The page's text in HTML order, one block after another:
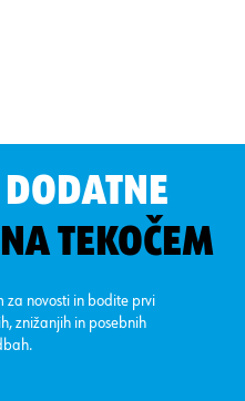
NA TEKOČEM
za novosti in bodite prvi
znižanjih in posebnih